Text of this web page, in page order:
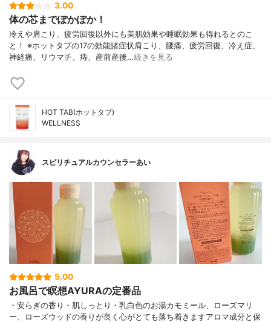
3.00
体の芯までぽかぽか！
冷えや肩こり、疲労回復以外にも美肌効果や睡眠効果も得れるとのこ
と！ ※ホットタブの17の効能諸症状肩こり、腰痛、疲労回復、冷え症、
神経痛、リウマチ、痔、産前産後…続きを見る
HOT TAB(ホットタブ)
WELLNESS
スピリチュアルカウンセラーあい
5.00
お風呂で瞑想AYURAの定番品
・安らぎの香り・肌しっとり・乳白色のお湯カモミール、ローズマリ
ー、ローズウッドの香りが良く心がとても落ち着きますアロマ成分と保